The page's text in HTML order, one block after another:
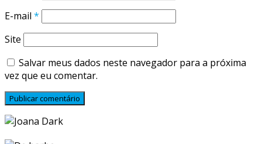
E-mail *
Site
Salvar meus dados neste navegador para a próxima
vez que eu comentar.